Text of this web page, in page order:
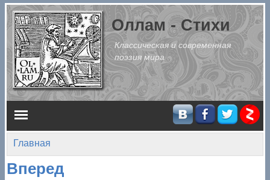
Перейти к основному содержанию
Оллам - Стихи
Классическая и современная
поэзия мира
Главное меню
Вы здесь
Главная
Вперед